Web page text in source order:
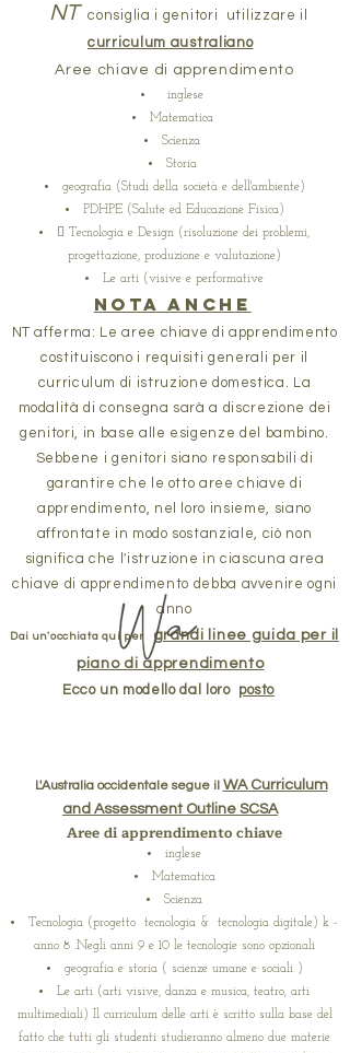
NT consiglia i genitori
utilizzare il
curriculum australiano
Aree chiave di apprendimento
inglese
Matematica
Scienza
Storia
geografia (Studi della società e dell'ambiente)
PDHPE (Salute ed Educazione Fisica)
 Tecnologia e Design (risoluzione dei problemi,
progettazione, produzione e valutazione)
Le arti (visive e performative
Nota anche
NT afferma: Le aree chiave di apprendimento
costituiscono i requisiti generali per il
curriculum di istruzione domestica. La
modalità di consegna sarà a discrezione dei
genitori, in base alle esigenze del bambino.
Sebbene i genitori siano responsabili di
garantire che le otto aree chiave di
apprendimento, nel loro insieme, siano
affrontate in modo sostanziale, ciò non
significa che l'istruzione in ciascuna area
chiave di apprendimento debba avvenire ogni
anno
Dai un'occhiata qui per
grandi linee guida per il
piano di apprendimento
Ecco un modello dal loro
posto
L'Australia occidentale segue il WA Curriculum
and Assessment Outline SCSA
Aree di apprendimento chiave
inglese
Matematica
Scienza
Tecnologia (progetto tecnologia & tecnologia digitale) k -
anno 8 .Negli anni 9 e 10 le tecnologie sono opzionali
geografia e storia ( scienze umane e sociali )
Le arti (arti visive, danza e musica, teatro, arti
multimediali) Il curriculum delle arti è scritto sulla base del
fatto che tutti gli studenti studieranno almeno due materie